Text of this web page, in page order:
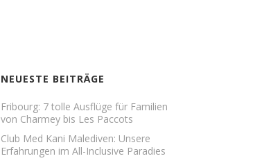
NEUESTE BEITRÄGE
Fribourg: 7 tolle Ausflüge für Familien
von Charmey bis Les Paccots
Club Med Kani Malediven: Unsere
Erfahrungen im All-Inclusive Paradies